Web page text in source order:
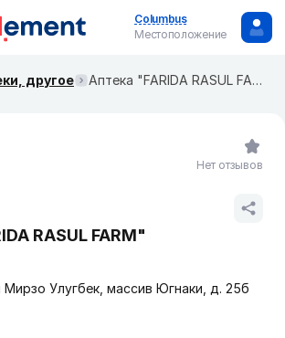
Columbus
Местоположение
другое Аптека "FARIDA RASUL FARM"
RASUL FARM"
Мирзо Улугбек, массив Югнаки, д. 25б
Нет отзывов